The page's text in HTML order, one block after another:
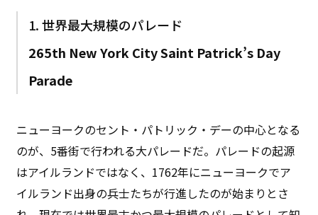
1. 世界最大規模のパレード
265th New York City Saint Patrick’s Day
Parade
ニューヨークのセント・パトリック・デーの中心となる
のが、5番街で行われる大パレードだ。パレードの起源
はアイルランドではなく、1762年にニューヨークでア
イルランド出身の兵士たちが行進したのが始まりとさ